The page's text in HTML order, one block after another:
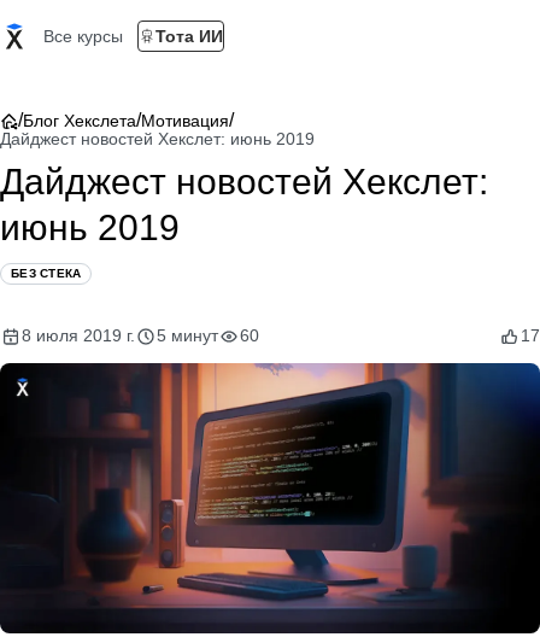
Все курсы Тота ИИ
/Блог Хекслета/Мотивация/
Дайджест новостей Хекслет: июнь 2019
Дайджест новостей Хекслет:
июнь 2019
БЕЗ СТЕКА
8 июля 2019 г. 5 минут 60 17